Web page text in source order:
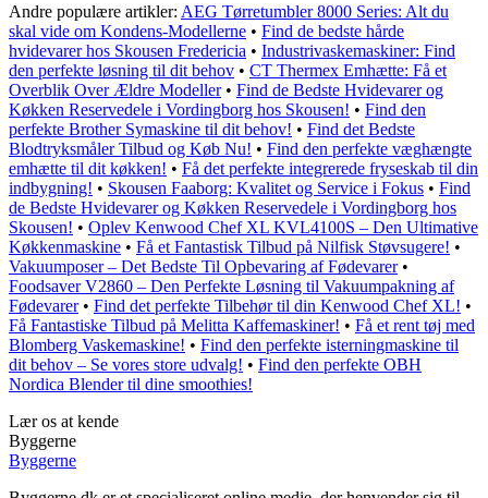
Andre populære artikler: AEG Tørretumbler 8000 Series: Alt du
skal vide om Kondens-Modellerne • Find de bedste hårde
hvidevarer hos Skousen Fredericia • Industrivaskemaskiner: Find
den perfekte løsning til dit behov • CT Thermex Emhætte: Få et
Overblik Over Ældre Modeller• Find de Bedste Hvidevarer og
Køkken Reservedele i Vordingborg hos Skousen! • Find den
perfekte Brother Symaskine til dit behov! • Find det Bedste
Blodtryksmåler Tilbud og Køb Nu! • Find den perfekte væghængte
emhætte til dit køkken! • Få det perfekte integrerede fryseskab til din
indbygning! • Skousen Faaborg: Kvalitet og Service i Fokus • Find
de Bedste Hvidevarer og Køkken Reservedele i Vordingborg hos
Skousen! • Oplev Kenwood Chef XL KVL4100S – Den Ultimative
Køkkenmaskine • Få et Fantastisk Tilbud på Nilfisk Støvsugere! •
Vakuumposer – Det Bedste Til Opbevaring af Fødevarer•
Foodsaver V2860 – Den Perfekte Løsning til Vakuumpakning af
Fødevarer• Find det perfekte Tilbehør til din Kenwood Chef XL! •
Få Fantastiske Tilbud på Melitta Kaffemaskiner! • Få et rent tøj med
Blomberg Vaskemaskine! • Find den perfekte isterningmaskine til
dit behov – Se vores store udvalg! • Find den perfekte OBH
Nordica Blender til dine smoothies!
Lær os at kende
Byggerne
Byggerne